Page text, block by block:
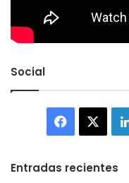
Social
Facebook
Entradas recientes